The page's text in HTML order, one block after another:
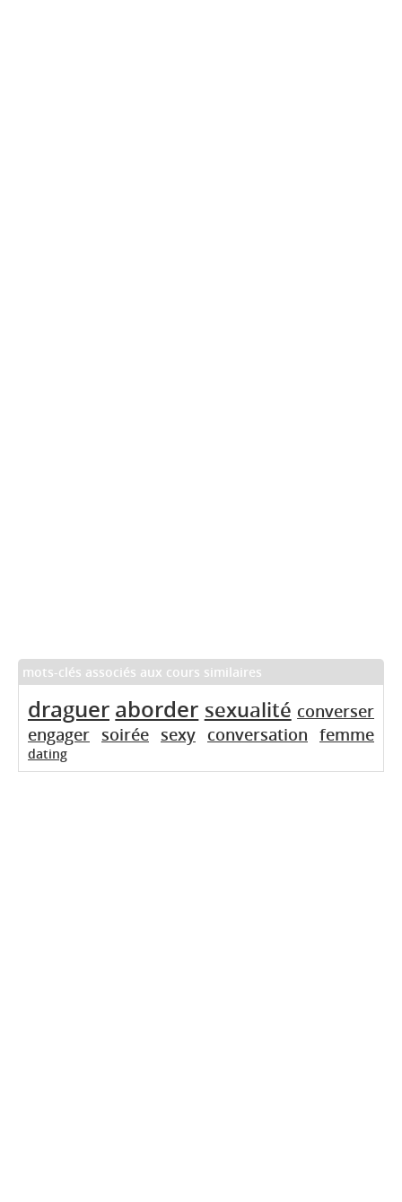
mots-clés associés aux cours similaires
draguer aborder sexualité converser
engager soirée sexy conversation femme
dating